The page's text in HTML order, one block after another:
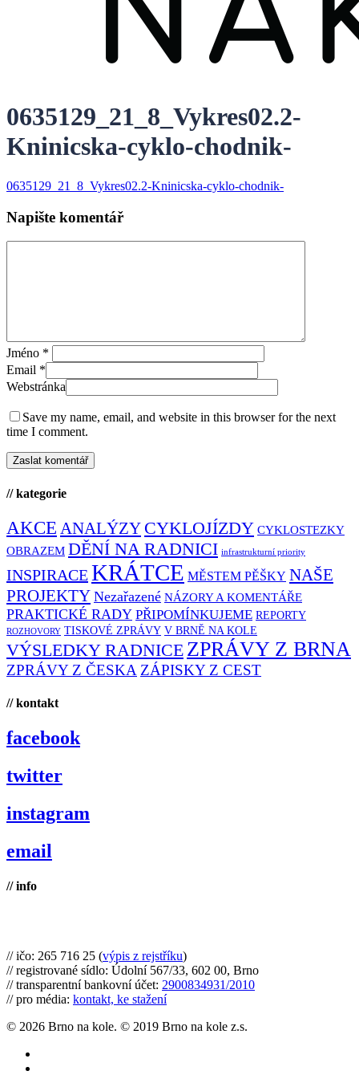
0635129_21_8_Vykres02.2-
Kninicska-cyklo-chodnik-
0635129_21_8_Vykres02.2-Kninicska-cyklo-chodnik-
Napište komentář
Jméno *
Email *
Webstránka
Save my name, email, and website in this browser for the next
time I comment.
// kategorie
AKCE ANALÝZY CYKLOJÍZDY CYKLOSTEZKY
OBRAZEM DĚNÍ NA RADNICI infrastrukturní priority
INSPIRACEKRÁTCE MĚSTEM PĚŠKY NAŠE
PROJEKTY Nezařazené NÁZORY A KOMENTÁŘE
PRAKTICKÉ RADY PŘIPOMÍNKUJEME REPORTY
ROZHOVORY TISKOVÉ ZPRÁVY V BRNĚ NA KOLE
VÝSLEDKY RADNICE ZPRÁVY Z BRNA
ZPRÁVY Z ČESKA ZÁPISKY Z CEST
// kontakt
facebook
twitter
instagram
email
// info
// ičo: 265 716 25 (výpis z rejstříku)
// registrované sídlo: Údolní 567/33, 602 00, Brno
// transparentní bankovní účet: 2900834931/2010
// pro média: kontakt, ke stažení
© 2026 Brno na kole. © 2019 Brno na kole z.s.